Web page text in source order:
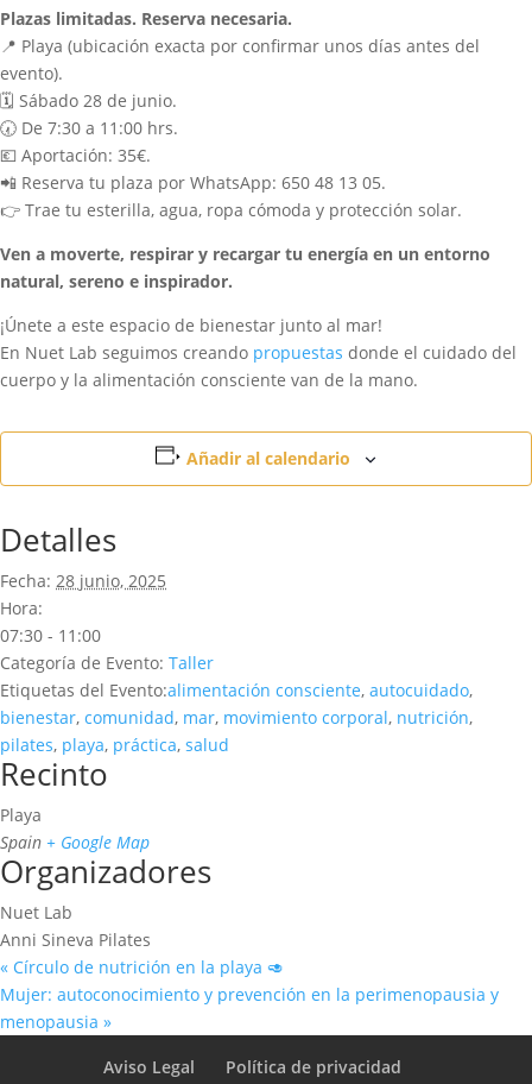
Plazas limitadas. Reserva necesaria.
📍 Playa (ubicación exacta por confirmar unos días antes del
evento).
🗓️ Sábado 28 de junio.
🕢 De 7:30 a 11:00 hrs.
💶 Aportación: 35€.
📲 Reserva tu plaza por WhatsApp: 650 48 13 05.
👉 Trae tu esterilla, agua, ropa cómoda y protección solar.
Ven a moverte, respirar y recargar tu energía en un entorno
natural, sereno e inspirador.
¡Únete a este espacio de bienestar junto al mar!
En Nuet Lab seguimos creando propuestas donde el cuidado del
cuerpo y la alimentación consciente van de la mano.
Añadir al calendario
Detalles
Fecha: 28 junio, 2025
Hora:
07:30 - 11:00
Categoría de Evento: Taller
Etiquetas del Evento:alimentación consciente, autocuidado,
bienestar, comunidad, mar, movimiento corporal, nutrición,
pilates, playa, práctica, salud
Recinto
Playa
Spain + Google Map
Organizadores
Nuet Lab
Anni Sineva Pilates
« Círculo de nutrición en la playa 🥑
Mujer: autoconocimiento y prevención en la perimenopausia y
menopausia »
Aviso Legal
Política de privacidad